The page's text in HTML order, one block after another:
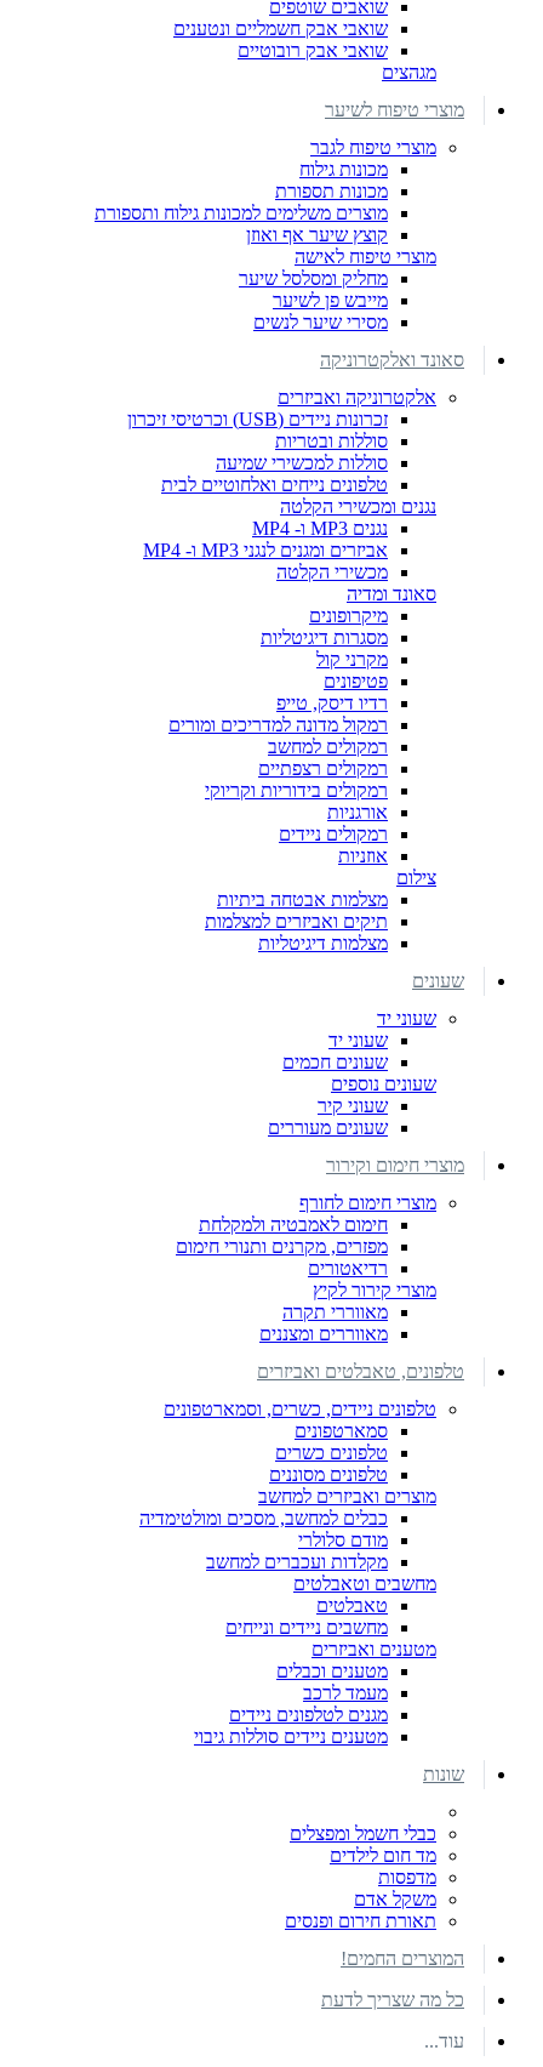
שואבים שוטפים
שואבי אבק חשמליים ונטענים
שואבי אבק רובוטיים
מגהצים
מוצרי טיפוח לשיער
מוצרי טיפוח לגבר
מכונות גילוח
מכונות תספורת
מוצרים משלימים למכונות גילוח ותספורת
קוצץ שיער אף ואוזן
מוצרי טיפוח לאישה
מחליק ומסלסל שיער
מייבש פן לשיער
מסירי שיער לנשים
סאונד ואלקטרוניקה
אלקטרוניקה ואביזרים
זכרונות ניידים (USB) וכרטיסי זיכרון
סוללות ובטריות
סוללות למכשירי שמיעה
טלפונים נייחים ואלחוטיים לבית
נגנים ומכשירי הקלטה
נגנים MP3 ו- MP4
אביזרים ומגנים לנגני MP3 ו- MP4
מכשירי הקלטה
סאונד ומדיה
מיקרופונים
מסגרות דיגיטליות
מקרני קול
פטיפונים
רדיו דיסק, טייפ
רמקול מדונה למדריכים ומורים
רמקולים למחשב
רמקולים רצפתיים
רמקולים בידוריות וקריוקי
אורגניות
רמקולים ניידים
אוזניות
צילום
מצלמות אבטחה ביתיות
תיקים ואביזרים למצלמות
מצלמות דיגיטליות
שעונים
שעוני יד
שעוני יד
שעונים חכמים
שעונים נוספים
שעוני קיר
שעונים מעוררים
מוצרי חימום וקירור
מוצרי חימום לחורף
חימום לאמבטיה ולמקלחת
מפזרים, מקרנים ותנורי חימום
רדיאטורים
מוצרי קירור לקיץ
מאווררי תקרה
מאווררים ומצננים
טלפונים, טאבלטים ואביזרים
טלפונים ניידים, כשרים, וסמארטפונים
סמארטפונים
טלפונים כשרים
טלפונים מסוננים
מוצרים ואביזרים למחשב
כבלים למחשב, מסכים ומולטימדיה
מודם סלולרי
מקלדות ועכברים למחשב
מחשבים וטאבלטים
טאבלטים
מחשבים ניידים ונייחים
מטענים ואביזרים
מטענים וכבלים
מעמד לרכב
מגנים לטלפונים ניידים
מטענים ניידים סוללות גיבוי
שונות
כבלי חשמל ומפצלים
מד חום לילדים
מדפסות
משקל אדם
תאורת חירום ופנסים
המוצרים החמים!
כל מה שצריך לדעת
עוד...